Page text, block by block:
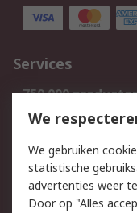
Services
750.000
Bestellen
Track & Trace
Wettelijk
We
We gebruiken
statistische
advertenties weer
Door op "Alles